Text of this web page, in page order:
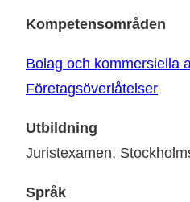
Kompetensområden
Bolag och kommersiella
Företagsöverlåtelser
Utbildning
Juristexamen,
Språk